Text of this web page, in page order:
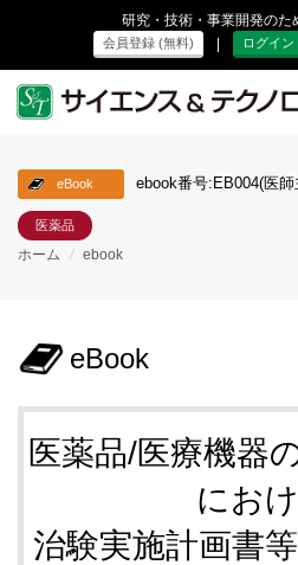
研究・技術・事業開発のた
会員登録 (無料) | ログイン
eBook ebook番号:EB004(医
医薬品
ホーム / ebook
eBook
医薬品/医療機器
にお
治験実施計画書